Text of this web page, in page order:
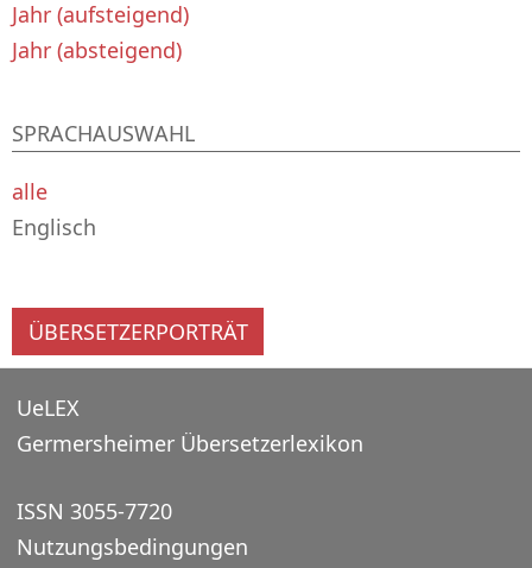
Jahr (aufsteigend)
Jahr (absteigend)
SPRACHAUSWAHL
alle
Englisch
ÜBERSETZERPORTRÄT
UeLEX
Germersheimer Übersetzerlexikon
ISSN 3055-7720
Nutzungsbedingungen